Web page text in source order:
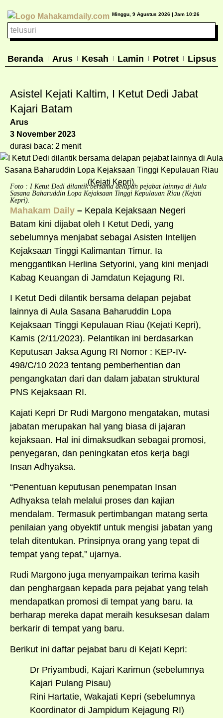
Minggu, 9 Agustus 2026 | Jam 10:26
Beranda Arus Kesah Lamin Potret Lipsus
Asistel Kejati Kaltim, I Ketut Dedi Jabat
Kajari Batam
Arus
3 November 2023
durasi baca: 2 menit
Foto : I Ketut Dedi dilantik bersama delapan pejabat lainnya di Aula
Sasana Baharuddin Lopa Kejaksaan Tinggi Kepulauan Riau (Kejati
Kepri).
Mahakam Daily – Kepala Kejaksaan Negeri
Batam kini dijabat oleh I Ketut Dedi, yang
sebelumnya menjabat sebagai Asisten Intelijen
Kejaksaan Tinggi Kalimantan Timur. Ia
menggantikan Herlina Setyorini, yang kini menjadi
Kabag Keuangan di Jamdatun Kejagung RI.
I Ketut Dedi dilantik bersama delapan pejabat
lainnya di Aula Sasana Baharuddin Lopa
Kejaksaan Tinggi Kepulauan Riau (Kejati Kepri),
Kamis (2/11/2023). Pelantikan ini berdasarkan
Keputusan Jaksa Agung RI Nomor : KEP-IV-
498/C/10 2023 tentang pemberhentian dan
pengangkatan dari dan dalam jabatan struktural
PNS Kejaksaan RI.
Kajati Kepri Dr Rudi Margono mengatakan, mutasi
jabatan merupakan hal yang biasa di jajaran
kejaksaan. Hal ini dimaksudkan sebagai promosi,
penyegaran, dan peningkatan etos kerja bagi
Insan Adhyaksa.
“Penentuan keputusan penempatan Insan
Adhyaksa telah melalui proses dan kajian
mendalam. Termasuk pertimbangan matang serta
penilaian yang obyektif untuk mengisi jabatan yang
telah ditentukan. Prinsipnya orang yang tepat di
tempat yang tepat,” ujarnya.
Rudi Margono juga menyampaikan terima kasih
dan penghargaan kepada para pejabat yang telah
mendapatkan promosi di tempat yang baru. Ia
berharap mereka dapat meraih kesuksesan dalam
berkarir di tempat yang baru.
Berikut ini daftar pejabat baru di Kejati Kepri:
Dr Priyambudi, Kajari Karimun (sebelumnya
Kajari Pulang Pisau)
Rini Hartatie, Wakajati Kepri (sebelumnya
Koordinator di Jampidum Kejagung RI)